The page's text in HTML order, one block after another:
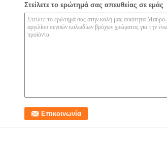
Στείλετε το ερώτημά σας απευθείας σε εμάς